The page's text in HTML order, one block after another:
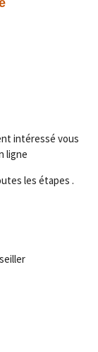
intéressé vous
ligne
les étapes .